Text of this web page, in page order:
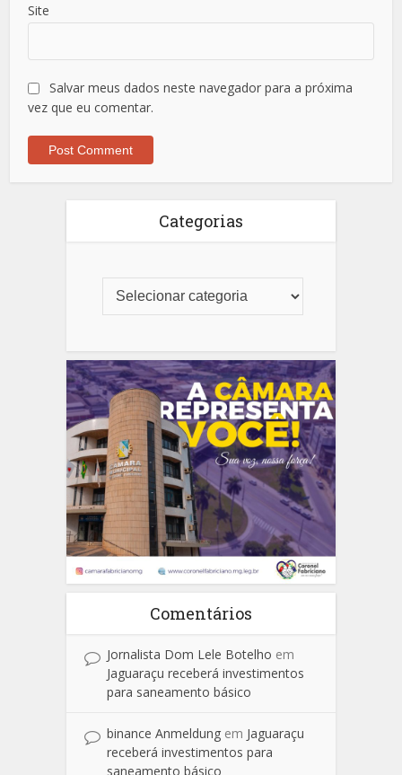
Site
Salvar meus dados neste navegador para a próxima
vez que eu comentar.
Categorias
Comentários
Jornalista Dom Lele Botelho em
Jaguaraçu receberá investimentos
para saneamento básico
binance Anmeldung em Jaguaraçu
receberá investimentos para
saneamento básico